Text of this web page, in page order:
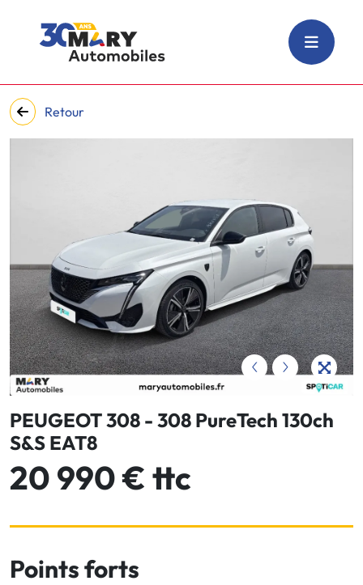
Retour
‹ ›
PEUGEOT 308 - 308 PureTech 130ch
S&S EAT8
20 990 € ttc
Points forts